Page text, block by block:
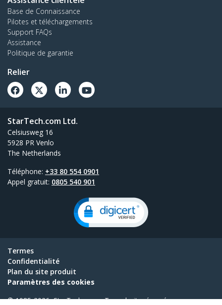
Base de Connaissance
Pilotes et téléchargements
Support FAQs
Assistance
Politique de garantie
Relier
StarTech.com Ltd.
Celsiusweg 16
5928 PR Venlo
The Netherlands
Téléphone: +33 80 554 0901
Appel gratuit: 0805 540 901
Termes
Confidentialité
Plan du site produit
Paramètres des cookies
© 1985-2026, StarTech.com - Tous droits réservés.